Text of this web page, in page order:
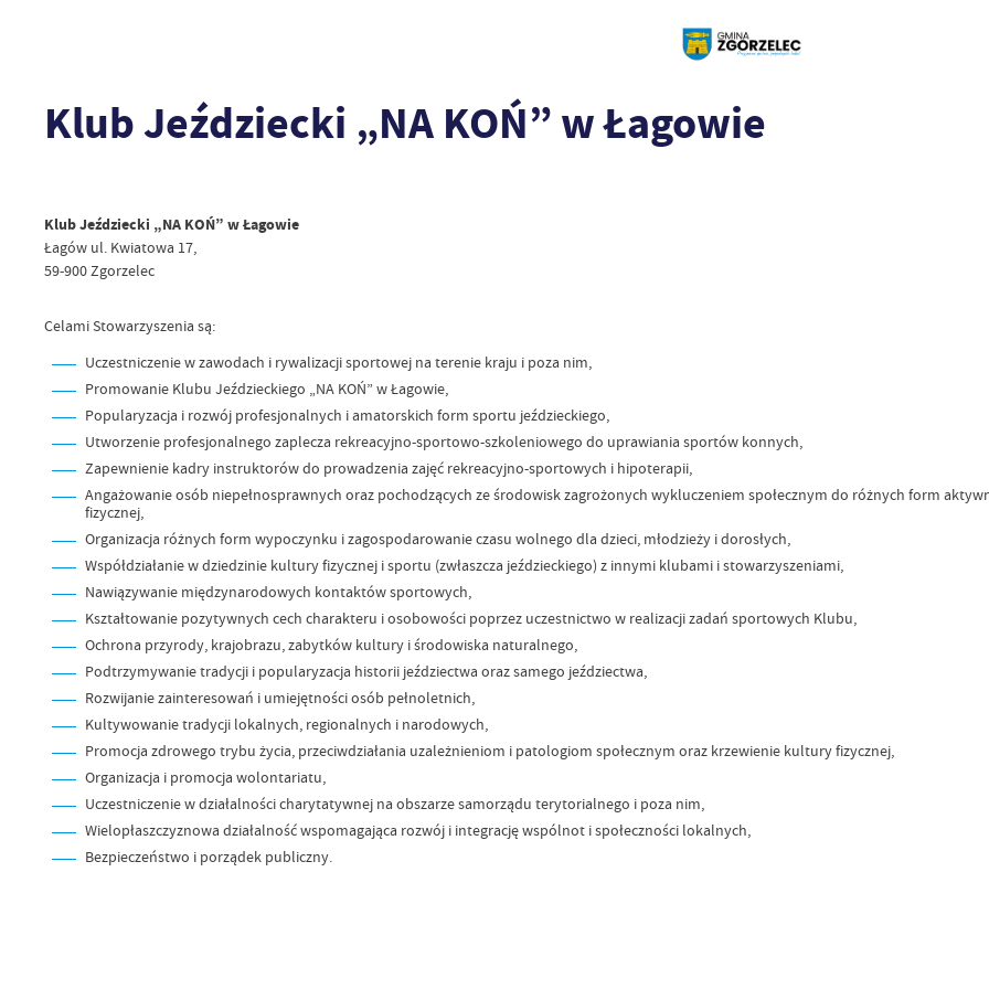
Klub Jeździecki „NA KOŃ” w Łagowie
Klub Jeździecki „NA KOŃ” w Łagowie
Łagów ul. Kwiatowa 17,
59-900 Zgorzelec
Celami Stowarzyszenia są:
Uczestniczenie w zawodach i rywalizacji sportowej na terenie kraju i poza nim,
Promowanie Klubu Jeździeckiego „NA KOŃ” w Łagowie,
Popularyzacja i rozwój profesjonalnych i amatorskich form sportu jeździeckiego,
Utworzenie profesjonalnego zaplecza rekreacyjno-sportowo-szkoleniowego do uprawiania sportów konnych,
Zapewnienie kadry instruktorów do prowadzenia zajęć rekreacyjno-sportowych i hipoterapii,
Angażowanie osób niepełnosprawnych oraz pochodzących ze środowisk zagrożonych wykluczeniem społecznym do różnych form
fizycznej,
Organizacja różnych form wypoczynku i zagospodarowanie czasu wolnego dla dzieci, młodzieży i dorosłych,
Współdziałanie w dziedzinie kultury fizycznej i sportu (zwłaszcza jeździeckiego) z innymi klubami i stowarzyszeniami,
Nawiązywanie międzynarodowych kontaktów sportowych,
Kształtowanie pozytywnych cech charakteru i osobowości poprzez uczestnictwo w realizacji zadań sportowych Klubu,
Ochrona przyrody, krajobrazu, zabytków kultury i środowiska naturalnego,
Podtrzymywanie tradycji i popularyzacja historii jeździectwa oraz samego jeździectwa,
Rozwijanie zainteresowań i umiejętności osób pełnoletnich,
Kultywowanie tradycji lokalnych, regionalnych i narodowych,
Promocja zdrowego trybu życia, przeciwdziałania uzależnieniom i patologiom społecznym oraz krzewienie kultury fizycznej,
Organizacja i promocja wolontariatu,
Uczestniczenie w działalności charytatywnej na obszarze samorządu terytorialnego i poza nim,
Wielopłaszczyznowa działalność wspomagająca rozwój i integrację wspólnot i społeczności lokalnych,
Bezpieczeństwo i porządek publiczny.